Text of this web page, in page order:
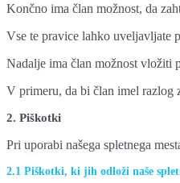
Končno ima član možnost, da
Vse te pravice lahko uveljavljate
Nadalje ima član možnost vložiti
V primeru, da bi član imel razlog
2. Piškotki
Pri uporabi našega spletnega
2.1 Piškotki, ki jih odloži naše